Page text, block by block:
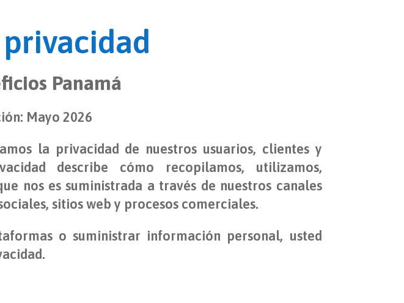
Panamá
Mayo 2026
la privacidad de nuestros usuarios, clientes y
describe cómo recopilamos, utilizamos,
nos es suministrada a través de nuestros canales
sitios web y procesos comerciales.
o suministrar información personal, usted